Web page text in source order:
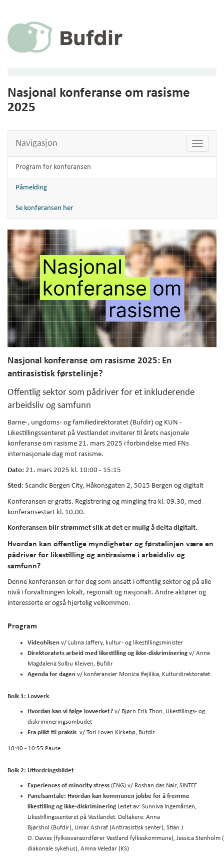
Nasjonal konferanse om rasisme
2025
Navigasjon
Vis
Program for konferansen
Påmelding
Se konferansen her
Nasjonal konferanse om rasisme 2025: En
antirasistisk førstelinje?
Offentlig sektor som pådriver for et inkluderende
arbeidsliv og samfunn
Barne-, ungdoms- og familiedirektoratet (Bufdir) og KUN -
Likestillingssenteret på Vestlandet inviterer til årets nasjonale
konferanse om rasisme 21. mars 2025 i forbindelse med FNs
internasjonale dag mot rasisme.
Dato: 21. mars 2025 kl. 10:00 - 15:15
Sted: Scandic Bergen City, Håkonsgaten 2, 5015 Bergen og digitalt
Konferansen er gratis. Registrering og mingling fra kl. 09.30, med
konferansestart kl. 10.00.
Konferansen blir strømmet slik at det er mulig å delta digitalt.
Hvordan kan offentlige myndigheter og førstelinjen være en
pådriver for likestilling og antirasisme i arbeidsliv og
samfunn?
Denne konferansen er for deg som ansatt i offentlig sektor og på alle
nivå i forvaltningen lokalt, regionalt og nasjonalt. Andre aktører og
interesserte er også hjertelig velkommen.
Program
Videohilsen v/ Lubna Jaffery, kultur- og likestillingsminister
Direktoratets arbeid med likestilling og ikke-diskriminering v/ Anne
Magdalena Solbu Kleiven, Bufdir
Agenda for dagen v/ konferansier Monica Ifejilika, Kulturdirektoratet
Bolk 1: Lovverk
Hvordan kan vi følge lovverket? v/ Bjørn Erik Thon, Likestillings- og
diskrimineringsombudet
Fra plikt til praksis v/ Tori Loven Kirkebø, Bufdir
10:40 - 10:55 Pause
Bolk 2: Utfordringsbildet
Experiences of minority stress (ENG) v/ Roshan das Nair, SINTEF
Panelsamtale: Hvordan kan kommunen jobbe for å fremme
likestilling og ikke-diskriminering Ledet av: Sunniva Ingemårsen,
Likestillingssenteret på Vestlandet. Deltakere: Anna
Bjørshol (Bufdir), Umar Ashraf (Antirasistisk senter), Stian J.
O. Davies (fylkesvaraordfører Vestland fylkeskommune), Jessica Stenholm
diakonale sykehus), Amna Veledar (KS)